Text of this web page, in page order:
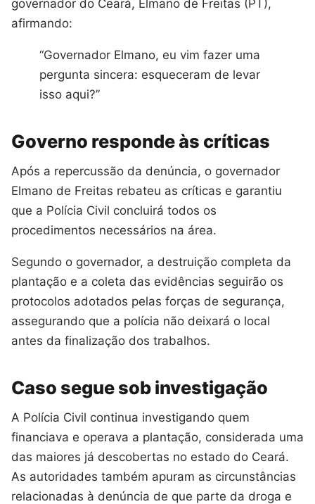
governador do Ceará, Elmano de Freitas (PT),
afirmando:
“Governador Elmano, eu vim fazer uma
pergunta sincera: esqueceram de levar
isso aqui?”
Governo responde às críticas
Após a repercussão da denúncia, o governador
Elmano de Freitas rebateu as críticas e garantiu
que a Polícia Civil concluirá todos os
procedimentos necessários na área.
Segundo o governador, a destruição completa da
plantação e a coleta das evidências seguirão os
protocolos adotados pelas forças de segurança,
assegurando que a polícia não deixará o local
antes da finalização dos trabalhos.
Caso segue sob investigação
A Polícia Civil continua investigando quem
financiava e operava a plantação, considerada uma
das maiores já descobertas no estado do Ceará.
As autoridades também apuram as circunstâncias
relacionadas à denúncia de que parte da droga e